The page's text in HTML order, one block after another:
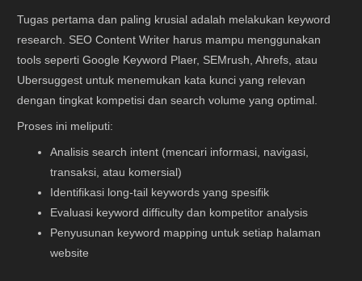
Tugas pertama dan paling krusial adalah melakukan keyword
research. SEO Content Writer harus mampu menggunakan
tools seperti Google Keyword Plaer, SEMrush, Ahrefs, atau
Ubersuggest untuk menemukan kata kunci yang relevan
dengan tingkat kompetisi dan search volume yang optimal.
Proses ini meliputi:
Analisis search intent (mencari informasi, navigasi,
transaksi, atau komersial)
Identifikasi long-tail keywords yang spesifik
Evaluasi keyword difficulty dan kompetitor analysis
Penyusunan keyword mapping untuk setiap halaman
website